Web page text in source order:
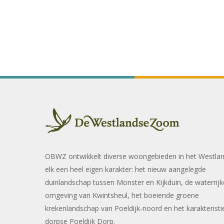
OBWZ ontwikkelt diverse woongebieden in het
elk een heel eigen karakter: het nieuw aangelegde
duinlandschap tussen Monster en Kijkduin, de
omgeving van Kwintsheul, het boeiende groene
krekenlandschap van Poeldijk-noord en het
dorpse Poeldijk Dorp.